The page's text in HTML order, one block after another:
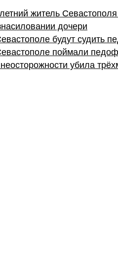
житель
дочери
будут судить
поймали
убила